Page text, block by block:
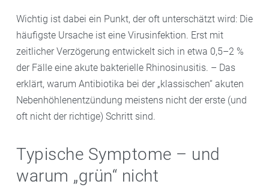
Wichtig ist dabei ein Punkt, der oft unterschätzt wird: Die
häufigste Ursache ist eine Virusinfektion. Erst mit
zeitlicher Verzögerung entwickelt sich in etwa 0,5–2 %
der Fälle eine akute bakterielle Rhinosinusitis. – Das
erklärt, warum Antibiotika bei der „klassischen“ akuten
Nebenhöhlenentzündung meistens nicht der erste (und
oft nicht der richtige) Schritt sind.
Typische Symptome – und
warum „grün“ nicht